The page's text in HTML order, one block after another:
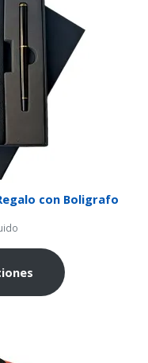
con Boligrafo